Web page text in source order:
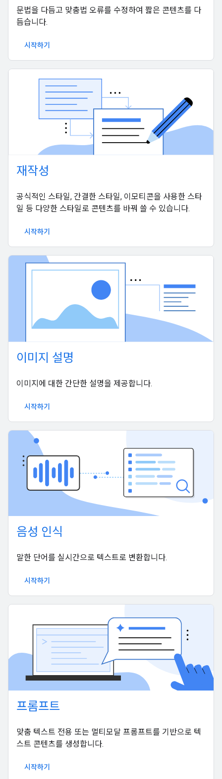
문법을 다듬고 맞춤법 오류를 수정하여 짧은 콘텐츠를 다
듬습니다.
시작하기
재작성
공식적인 스타일, 간결한 스타일, 이모티콘을 사용한 스타
일 등 다양한 스타일로 콘텐츠를 바꿔 쓸 수 있습니다.
시작하기
이미지 설명
이미지에 대한 간단한 설명을 제공합니다.
시작하기
음성 인식
말한 단어를 실시간으로 텍스트로 변환합니다.
시작하기
프롬프트
맞춤 텍스트 전용 또는 멀티모달 프롬프트를 기반으로 텍
스트 콘텐츠를 생성합니다.
시작하기